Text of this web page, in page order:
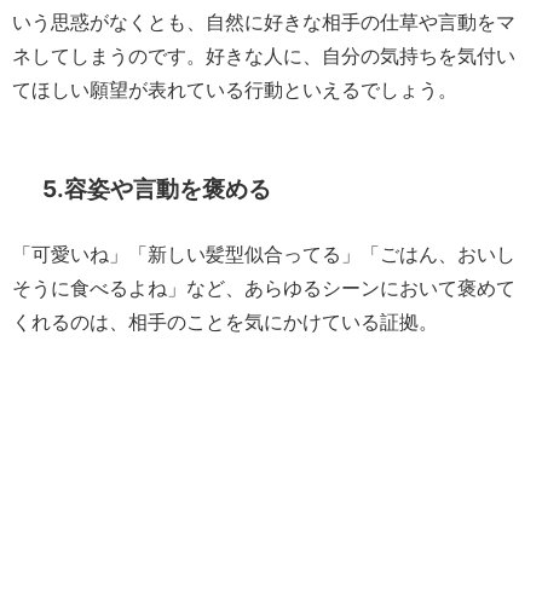
いう思惑がなくとも、自然に好きな相手の仕草や言動をマ
ネしてしまうのです。好きな人に、自分の気持ちを気付い
てほしい願望が表れている行動といえるでしょう。
5.容姿や言動を褒める
「可愛いね」「新しい髪型似合ってる」「ごはん、おいし
そうに食べるよね」など、あらゆるシーンにおいて褒めて
くれるのは、相手のことを気にかけている証拠。